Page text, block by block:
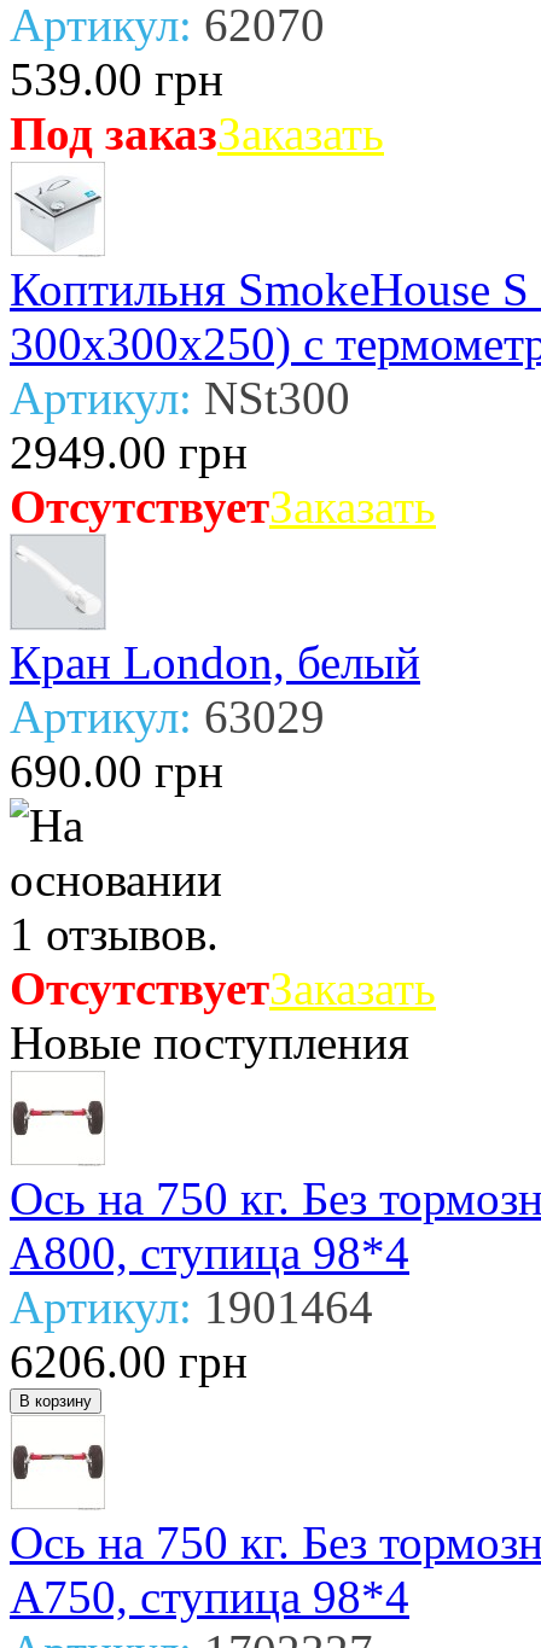
Артикул: 62070
539.00 грн
Под заказЗаказать
Коптильня SmokeHouse
300х300х250) с
Артикул: NSt300
2949.00 грн
ОтсутствуетЗаказать
Кран London, белый
Артикул: 63029
690.00 грн
ОтсутствуетЗаказать
Новые поступления
Ось на 750 кг. Без
А800, ступица 98*4
Артикул: 1901464
6206.00 грн
Ось на 750 кг. Без
А750, ступица 98*4